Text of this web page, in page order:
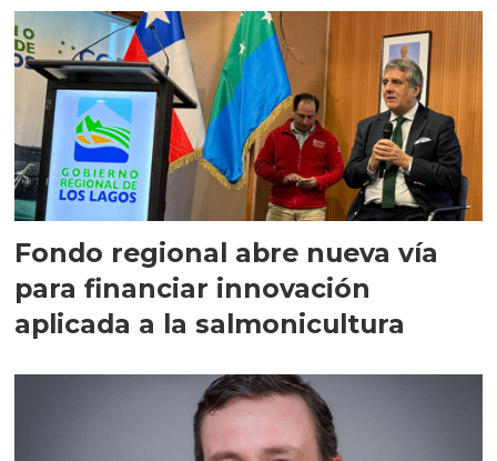
Fondo regional abre nueva vía
para financiar innovación
aplicada a la salmonicultura